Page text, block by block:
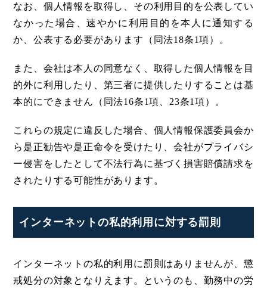
なお、個人情報を取得し、その利用目的を公表してい
なかった場合、速やかに利用目的を本人に通知する
か、公表する必要があります（同法18条1項）。
また、会社は本人の同意なく、取得した個人情報を目
的外に利用したり、第三者に提供したりすることは基
本的にできません（同法16条1項、23条1項）。
これらの規定に違反した場合、個人情報保護委員会か
ら是正勧告や是正命令を受けたり、会社がプライバシ
ー侵害をしたとして不法行為に基づく損害賠償請求を
されたりする可能性があります。
インターネットの私的利用に対する罰則
インターネットの私的利用に罰則はありませんが、懲
戒処分の対象となりえます。というのも、勤務中の労